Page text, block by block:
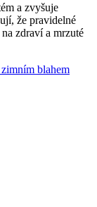
a zvyšuje
že pravidelné
zdraví a mrzuté
blahem